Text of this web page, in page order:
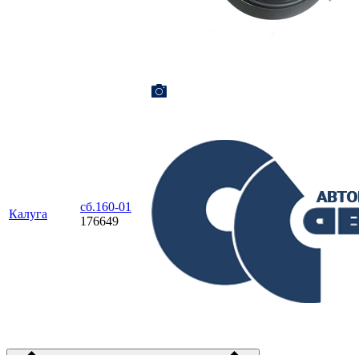
Калуга
сб.160-01
176649